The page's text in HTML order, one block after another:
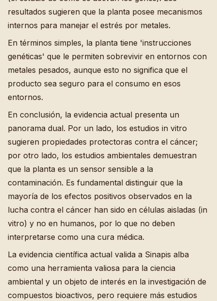
resultados sugieren que la planta posee mecanismos
internos para manejar el estrés por metales.
En términos simples, la planta tiene 'instrucciones
genéticas' que le permiten sobrevivir en entornos con
metales pesados, aunque esto no significa que el
producto sea seguro para el consumo en esos
entornos.
En conclusión, la evidencia actual presenta un
panorama dual. Por un lado, los estudios in vitro
sugieren propiedades protectoras contra el cáncer;
por otro lado, los estudios ambientales demuestran
que la planta es un sensor sensible a la
contaminación. Es fundamental distinguir que la
mayoría de los efectos positivos observados en la
lucha contra el cáncer han sido en células aisladas (in
vitro) y no en humanos, por lo que no deben
interpretarse como una cura médica.
La evidencia científica actual valida a Sinapis alba
como una herramienta valiosa para la ciencia
ambiental y un objeto de interés en la investigación de
compuestos bioactivos, pero requiere más estudios